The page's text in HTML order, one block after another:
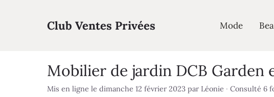
Club Ventes Privées Mode
Mobilier de jardin DCB Garden
Mis en ligne le dimanche 12 février 2023 par Léonie · Consulté 6